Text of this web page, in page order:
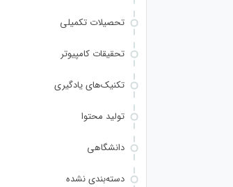
تحصیلات تکمیلی
تحقیقات کامپیوتر
تکنیک‌های یادگیری
تولید محتوا
دانشگاهی
دسته‌بندی نشده